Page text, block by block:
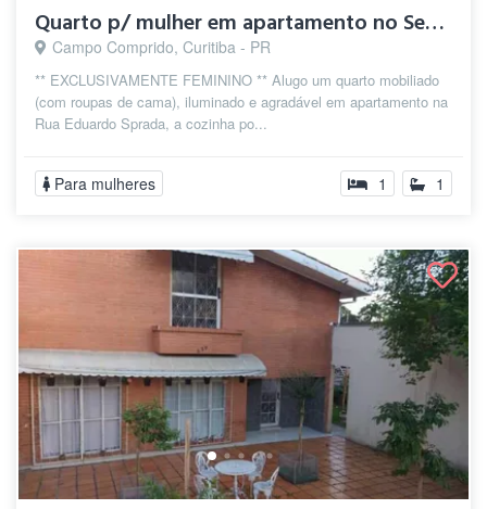
Quarto p/ mulher em apartamento no Semin...
Campo Comprido, Curitiba - PR
** EXCLUSIVAMENTE FEMININO ** Alugo um quarto mobiliado
(com roupas de cama), iluminado e agradável em apartamento na
Rua Eduardo Sprada, a cozinha po...
Para mulheres 1 1